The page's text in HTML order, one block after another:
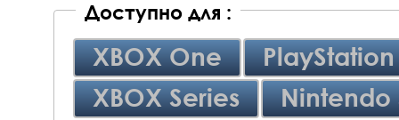
Доступно для :
XBOX One
XBOX Series
Nintendo